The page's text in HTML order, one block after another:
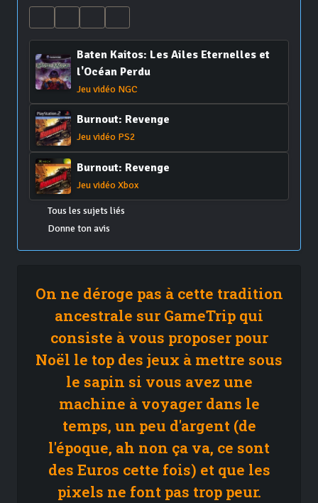
Baten Kaitos: Les Ailes Eternelles et
l'Océan Perdu
Jeu vidéo NGC
Burnout: Revenge
Jeu vidéo PS2
Burnout: Revenge
Jeu vidéo Xbox
Tous les sujets liés
Donne ton avis
On ne déroge pas à cette tradition
ancestrale sur GameTrip qui
consiste à vous proposer pour
Noël le top des jeux à mettre sous
le sapin si vous avez une
machine à voyager dans le
temps, un peu d'argent (de
l'époque, ah non ça va, ce sont
des Euros cette fois) et que les
pixels ne font pas trop peur.